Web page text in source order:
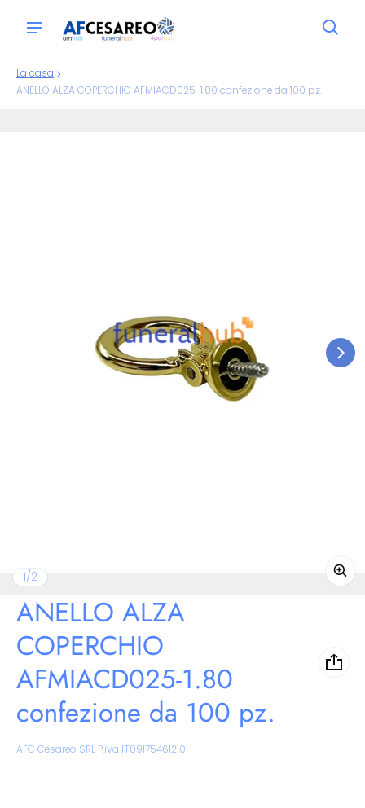
La casa
ANELLO ALZA COPERCHIO AFMIACD025-1.80 confezione da 100 pz.
1/
di2
ANELLO ALZA
COPERCHIO
AFMIACD025-1.80
confezione da 100 pz.
Venditore:
AFC Cesareo SRL P.iva IT09175461210